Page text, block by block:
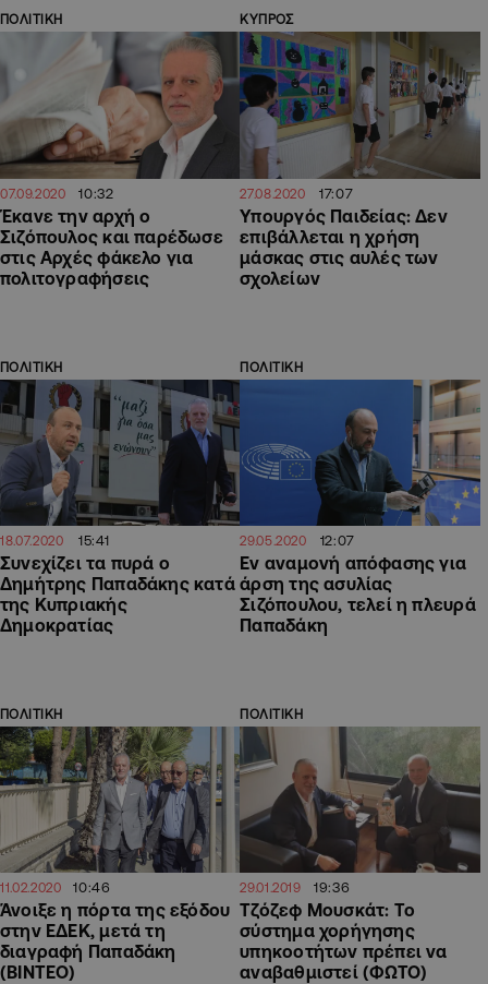
ΠΟΛΙΤΙΚΗ
07.09.2020 10:32
Έκανε την αρχή ο
Σιζόπουλος και παρέδωσε
στις Αρχές φάκελο για
πολιτογραφήσεις
ΚΥΠΡΟΣ
27.08.2020 17:07
Υπουργός Παιδείας: Δεν
επιβάλλεται η χρήση
μάσκας στις αυλές των
σχολείων
ΠΟΛΙΤΙΚΗ
18.07.2020 15:41
Συνεχίζει τα πυρά ο
Δημήτρης Παπαδάκης κατά
της Κυπριακής
Δημοκρατίας
ΠΟΛΙΤΙΚΗ
29.05.2020 12:07
Εν αναμονή απόφασης για
άρση της ασυλίας
Σιζόπουλου, τελεί η πλευρά
Παπαδάκη
ΠΟΛΙΤΙΚΗ
11.02.2020 10:46
Άνοιξε η πόρτα της εξόδου
στην ΕΔΕΚ, μετά τη
διαγραφή Παπαδάκη
(ΒΙΝΤΕΟ)
ΠΟΛΙΤΙΚΗ
29.01.2019 19:36
Τζόζεφ Μουσκάτ: Το
σύστημα χορήγησης
υπηκοοτήτων πρέπει να
αναβαθμιστεί (ΦΩΤΟ)